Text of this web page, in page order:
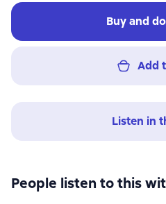
Buy and
Add
Listen in
People listen to this